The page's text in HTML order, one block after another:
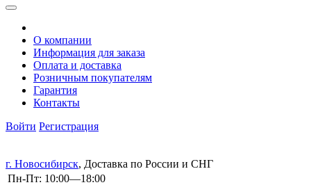
О компании
Информация для заказа
Оплата и доставка
Розничным покупателям
Гарантия
Контакты
Войти Регистрация
г. Новосибирск, Доставка по России и СНГ
Пн-Пт: 10:00—18:00